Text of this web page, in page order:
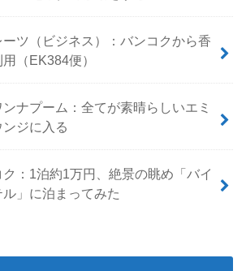
ーツ（ビジネス）：バンコクから香
（EK384便）
ンナプーム：全てが素晴らしいエミ
ジに入る
ク：1泊約1万円、絶景の眺め「バイ
」に泊まってみた